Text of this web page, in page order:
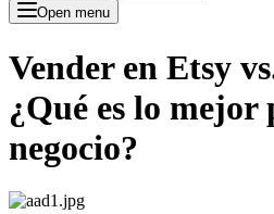
Open menu
Vender en Etsy
¿Qué es lo mejor
negocio?